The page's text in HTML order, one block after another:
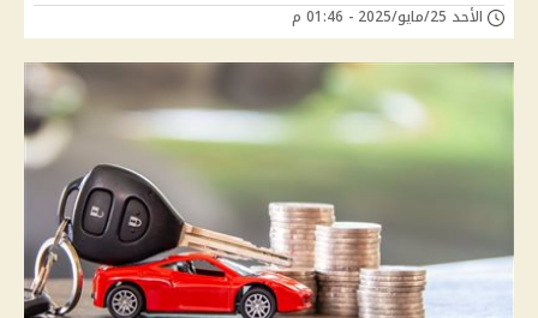
الأحد 25/مايو/2025 - 01:46 م